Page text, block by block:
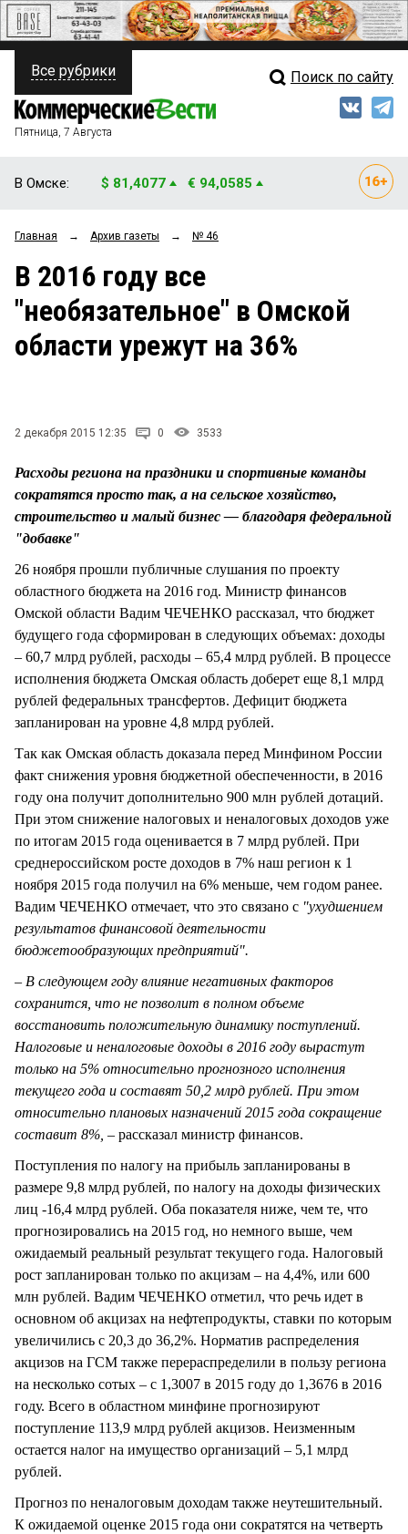
ПОЛИТИКА
ФИНАНСЫ
ОБЩЕСТВО
ЗАКОН
Свежий выпуск
Блоги
Архив
Все рубрики Поиск по сайту
Пятница, 7 Августа
В Омске: $ 81,4077 € 94,0585
Главная → Архив газеты → № 46
В 2016 году все
"необязательное" в Омской
области урежут на 36%
2 декабря 2015 12:35 0 3533
Расходы региона на праздники и спортивные команды
сократятся просто так, а на сельское хозяйство,
строительство и малый бизнес — благодаря федеральной
"добавке"
26 ноября прошли публичные слушания по проекту
областного бюджета на 2016 год. Министр финансов
Омской области Вадим ЧЕЧЕНКО рассказал, что бюджет
будущего года сформирован в следующих объемах: доходы
– 60,7 млрд рублей, расходы – 65,4 млрд рублей. В процессе
исполнения бюджета Омская область доберет еще 8,1 млрд
рублей федеральных трансфертов. Дефицит бюджета
запланирован на уровне 4,8 млрд рублей.
Так как Омская область доказала перед Минфином России
факт снижения уровня бюджетной обеспеченности, в 2016
году она получит дополнительно 900 млн рублей дотаций.
При этом снижение налоговых и неналоговых доходов уже
по итогам 2015 года оценивается в 7 млрд рублей. При
среднероссийском росте доходов в 7% наш регион к 1
ноября 2015 года получил на 6% меньше, чем годом ранее.
Вадим ЧЕЧЕНКО отмечает, что это связано с "ухудшением
результатов финансовой деятельности
бюджетообразующих предприятий".
– В следующем году влияние негативных факторов
сохранится, что не позволит в полном объеме
восстановить положительную динамику поступлений.
Налоговые и неналоговые доходы в 2016 году вырастут
только на 5% относительно прогнозного исполнения
текущего года и составят 50,2 млрд рублей. При этом
относительно плановых назначений 2015 года сокращение
составит 8%, – рассказал министр финансов.
Поступления по налогу на прибыль запланированы в
размере 9,8 млрд рублей, по налогу на доходы физических
лиц -16,4 млрд рублей. Оба показателя ниже, чем те, что
прогнозировались на 2015 год, но немного выше, чем
ожидаемый реальный результат текущего года. Налоговый
рост запланирован только по акцизам – на 4,4%, или 600
млн рублей. Вадим ЧЕЧЕНКО отметил, что речь идет в
основном об акцизах на нефтепродукты, ставки по которым
увеличились с 20,3 до 36,2%. Норматив распределения
акцизов на ГСМ также перераспределили в пользу региона
на несколько сотых – с 1,3007 в 2015 году до 1,3676 в 2016
году. Всего в областном минфине прогнозируют
поступление 113,9 млрд рублей акцизов. Неизменным
остается налог на имущество организаций – 5,1 млрд
рублей.
Прогноз по неналоговым доходам также неутешительный.
К ожидаемой оценке 2015 года они сократятся на четверть